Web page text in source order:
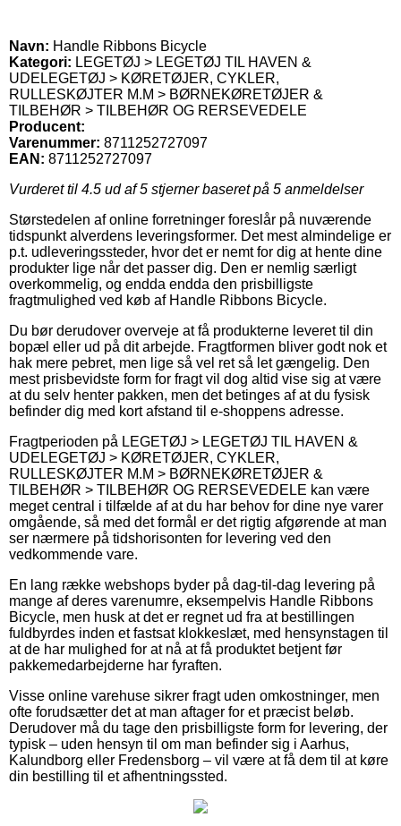
Navn: Handle Ribbons Bicycle
Kategori: LEGETØJ > LEGETØJ TIL HAVEN &
UDELEGETØJ > KØRETØJER, CYKLER,
RULLESKØJTER M.M > BØRNEKØRETØJER &
TILBEHØR > TILBEHØR OG RERSEVEDELE
Producent:
Varenummer: 8711252727097
EAN: 8711252727097
Vurderet til 4.5 ud af 5 stjerner baseret på 5 anmeldelser
Størstedelen af online forretninger foreslår på nuværende
tidspunkt alverdens leveringsformer. Det mest almindelige er
p.t. udleveringssteder, hvor det er nemt for dig at hente dine
produkter lige når det passer dig. Den er nemlig særligt
overkommelig, og endda endda den prisbilligste
fragtmulighed ved køb af Handle Ribbons Bicycle.
Du bør derudover overveje at få produkterne leveret til din
bopæl eller ud på dit arbejde. Fragtformen bliver godt nok et
hak mere pebret, men lige så vel ret så let gængelig. Den
mest prisbevidste form for fragt vil dog altid vise sig at være
at du selv henter pakken, men det betinges af at du fysisk
befinder dig med kort afstand til e-shoppens adresse.
Fragtperioden på LEGETØJ > LEGETØJ TIL HAVEN &
UDELEGETØJ > KØRETØJER, CYKLER,
RULLESKØJTER M.M > BØRNEKØRETØJER &
TILBEHØR > TILBEHØR OG RERSEVEDELE kan være
meget central i tilfælde af at du har behov for dine nye varer
omgående, så med det formål er det rigtig afgørende at man
ser nærmere på tidshorisonten for levering ved den
vedkommende vare.
En lang række webshops byder på dag-til-dag levering på
mange af deres varenumre, eksempelvis Handle Ribbons
Bicycle, men husk at det er regnet ud fra at bestillingen
fuldbyrdes inden et fastsat klokkeslæt, med hensynstagen til
at de har mulighed for at nå at få produktet betjent før
pakkemedarbejderne har fyraften.
Visse online varehuse sikrer fragt uden omkostninger, men
ofte forudsætter det at man aftager for et præcist beløb.
Derudover må du tage den prisbilligste form for levering, der
typisk – uden hensyn til om man befinder sig i Aarhus,
Kalundborg eller Fredensborg – vil være at få dem til at køre
din bestilling til et afhentningssted.